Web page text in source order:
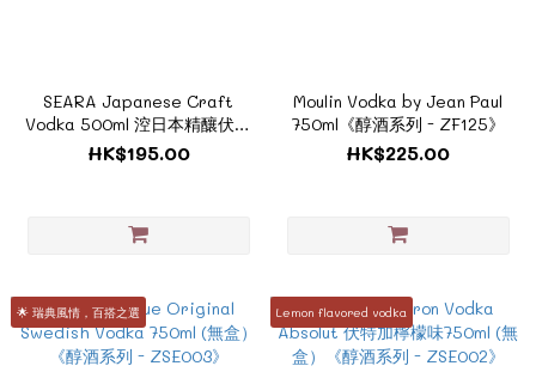
SEARA Japanese Craft
Vodka 500ml 涳日本精釀伏特
加《ZJ150》
HK$195.00
Moulin Vodka by Jean Paul
750ml《醇酒系列 - ZF125》
HK$225.00
🌟 瑞典風情，百搭之選 Lemon flavored vodka